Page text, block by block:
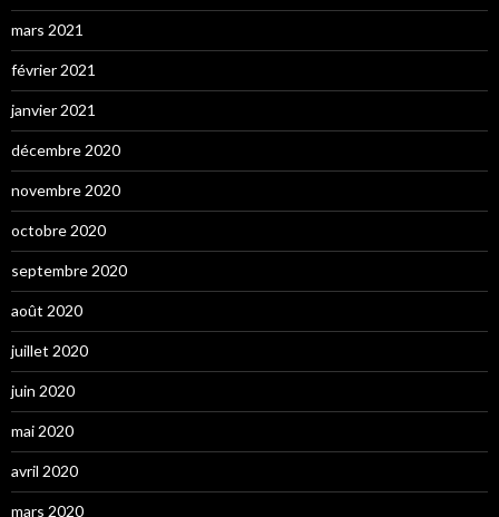
mars 2021
février 2021
janvier 2021
décembre 2020
novembre 2020
octobre 2020
septembre 2020
août 2020
juillet 2020
juin 2020
mai 2020
avril 2020
mars 2020